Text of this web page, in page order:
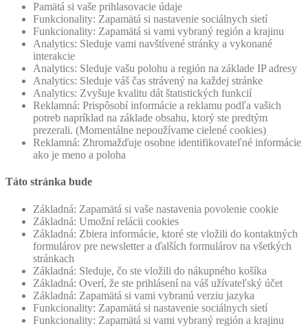
Pamätá si vaše prihlasovacie údaje
Funkcionality: Zapamätá si nastavenie sociálnych sietí
Funkcionality: Zapamätá si vami vybraný región a krajinu
Analytics: Sleduje vami navštívené stránky a vykonané
interakcie
Analytics: Sleduje vašu polohu a región na základe IP adresy
Analytics: Sleduje váš čas strávený na každej stránke
Analytics: Zvyšuje kvalitu dát štatistických funkcií
Reklamná: Prispôsobí informácie a reklamu podľa vašich
potreb napríklad na základe obsahu, ktorý ste predtým
prezerali. (Momentálne nepoužívame cielené cookies)
Reklamná: Zhromažďuje osobne identifikovateľné informácie
ako je meno a poloha
Táto stránka bude
Základná: Zapamätá si vaše nastavenia povolenie cookie
Základná: Umožní relácii cookies
Základná: Zbiera informácie, ktoré ste vložili do kontaktných
formulárov pre newsletter a ďalších formulárov na všetkých
stránkach
Základná: Sleduje, čo ste vložili do nákupného košíka
Základná: Overí, že ste prihlásení na váš užívateľský účet
Základná: Zapamätá si vami vybranú verziu jazyka
Funkcionality: Zapamätá si nastavenie sociálnych sietí
Funkcionality: Zapamätá si vami vybraný región a krajinu